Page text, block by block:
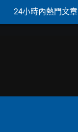
24小時內熱門文章